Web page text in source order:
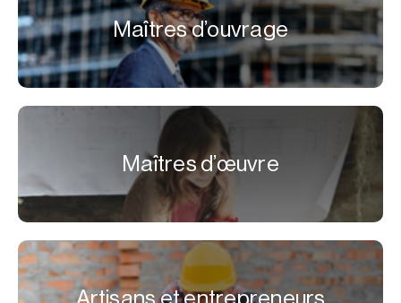
Maîtres d’ouvrage
Maîtres d’œuvre
Artisans et entrepreneurs